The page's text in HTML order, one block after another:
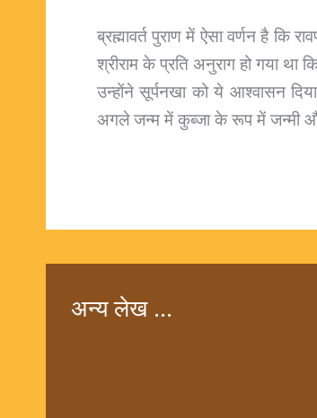
ब्रह्मावर्त पुराण में ऐसा वर्णन है
श्रीराम के प्रति अनुराग हो गया था
उन्होंने सूर्पनखा को ये आश्वासन
अगले जन्म में कुब्जा के रूप में जन्मी
अन्य लेख ...